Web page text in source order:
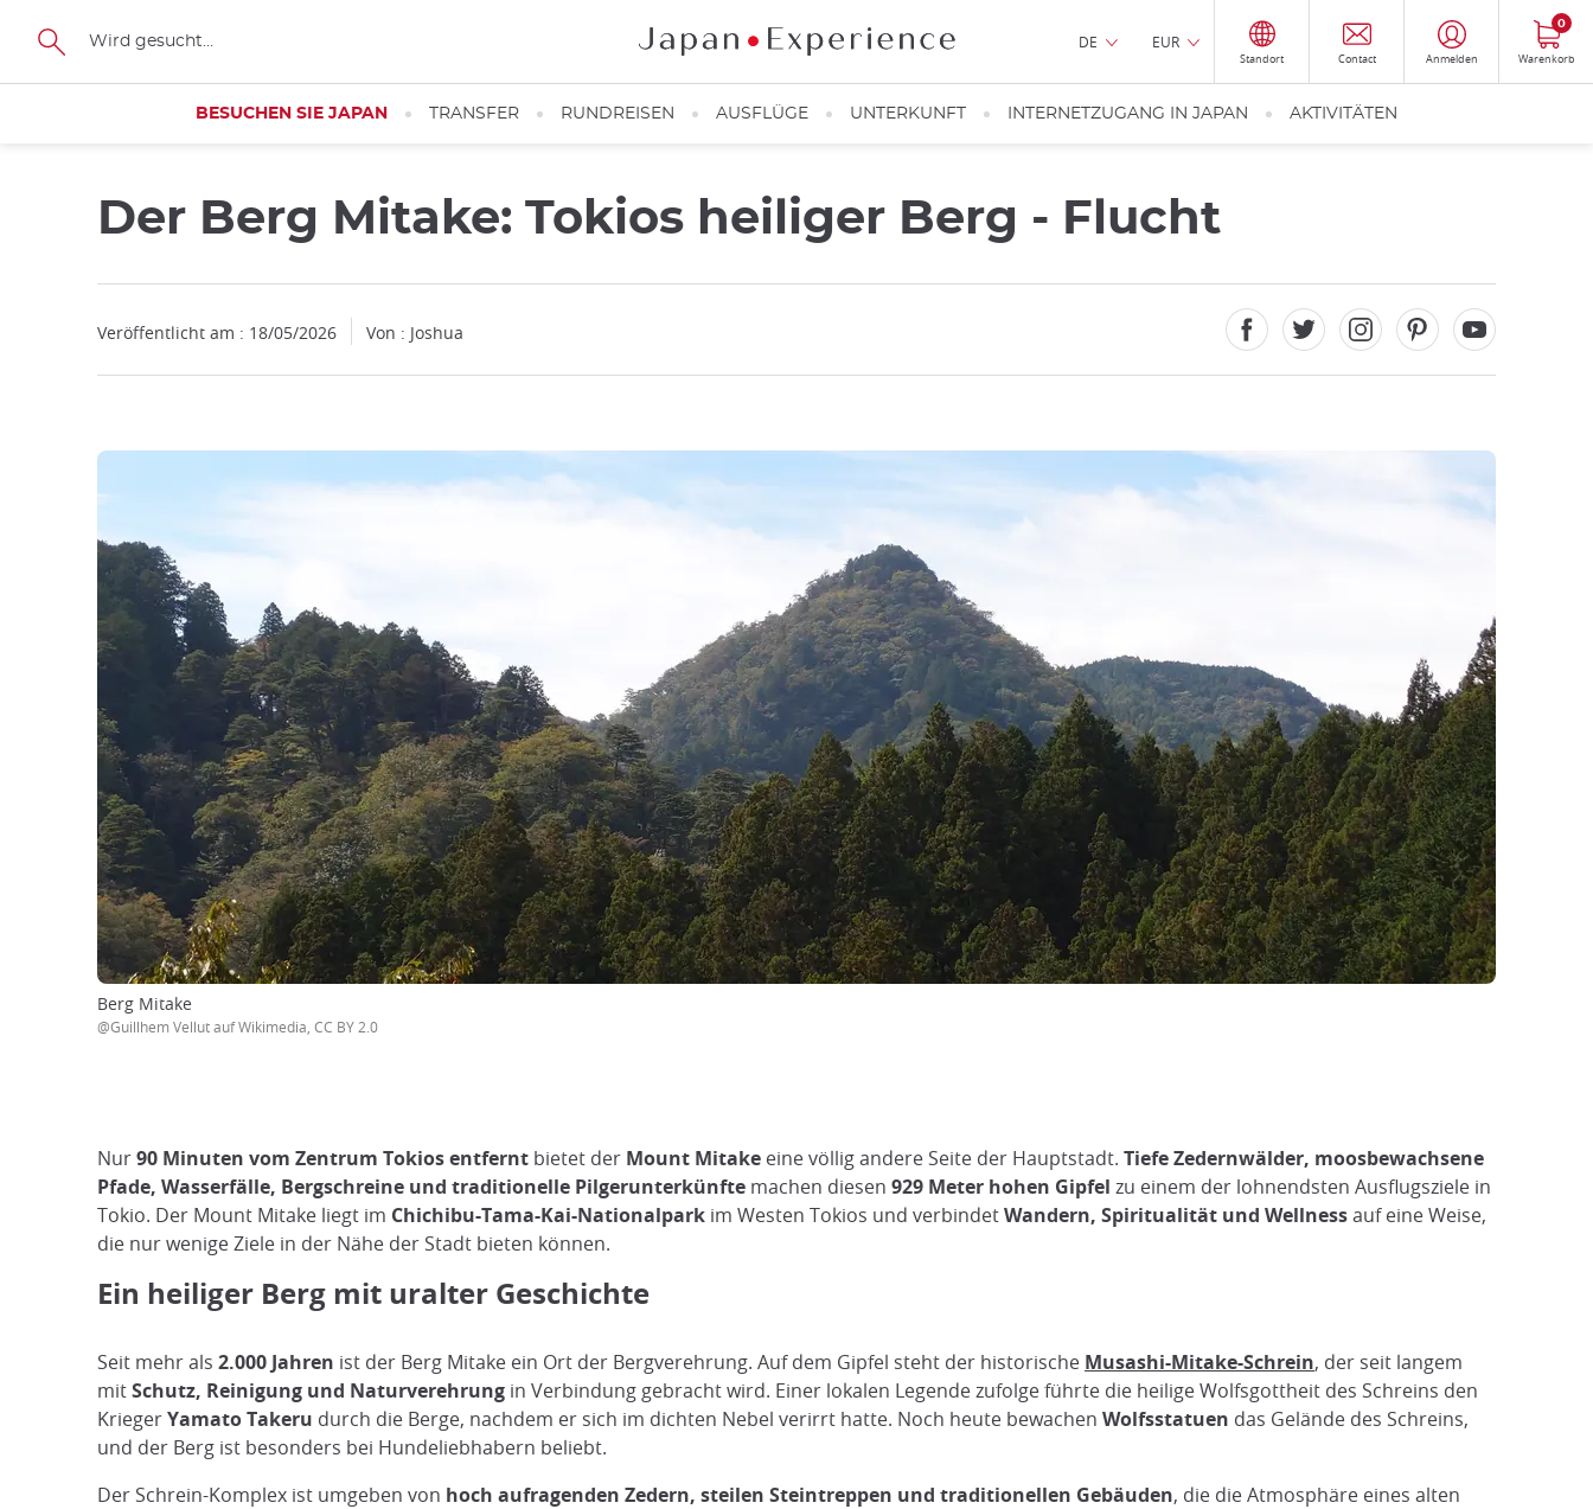
Größe
DE EUR
Standort Contact Anmelden Warenkorb
0
BESUCHEN SIE JAPAN TRANSFER RUNDREISEN AUSFLÜGE UNTERKUNFT INTERNETZUGANG IN JAPAN AKTIVITÄTEN
Der Berg Mitake: Tokios heiliger Berg - Flucht
Veröffentlicht am : 18/05/2026 Von : Joshua
Berg Mitake
@Guillhem Vellut auf Wikimedia, CC BY 2.0
Nur90 Minuten vom Zentrum Tokios entfernt bietet der Mount Mitake eine völlig andere Seite der Hauptstadt. Tiefe Zedernwälder, moosbewachsene
Pfade, Wasserfälle, Bergschreine und traditionelle Pilgerunterkünfte machen diesen 929 Meter hohen Gipfel zu einem der lohnendsten Ausflugsziele in
Tokio. Der Mount Mitake liegt im Chichibu-Tama-Kai-Nationalpark im Westen Tokios und verbindetWandern, Spiritualität und Wellnessauf eine Weise,
die nur wenige Ziele in der Nähe der Stadt bieten können.
Ein heiliger Berg mit uralter Geschichte
Seit mehr als 2.000 Jahren ist der Berg Mitake ein Ort der Bergverehrung. Auf dem Gipfel steht der historische Musashi-Mitake-Schrein, der seit langem
mitSchutz, Reinigung und Naturverehrung in Verbindung gebracht wird. Einer lokalen Legende zufolge führte die heilige Wolfsgottheit des Schreins den
KriegerYamato Takeru durch die Berge, nachdem er sich im dichten Nebel verirrt hatte. Noch heute bewachen Wolfsstatuen das Gelände des Schreins,
und der Berg ist besonders bei Hundeliebhabern beliebt.
Der Schrein-Komplex ist umgeben von hoch aufragenden Zedern, steilen Steintreppen und traditionellen Gebäuden, die die Atmosphäre eines alten